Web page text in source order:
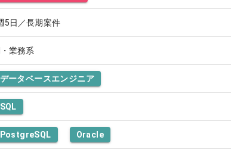
5日／長期案件
業務系
データベースエンジニア
SQL
PostgreSQL Oracle